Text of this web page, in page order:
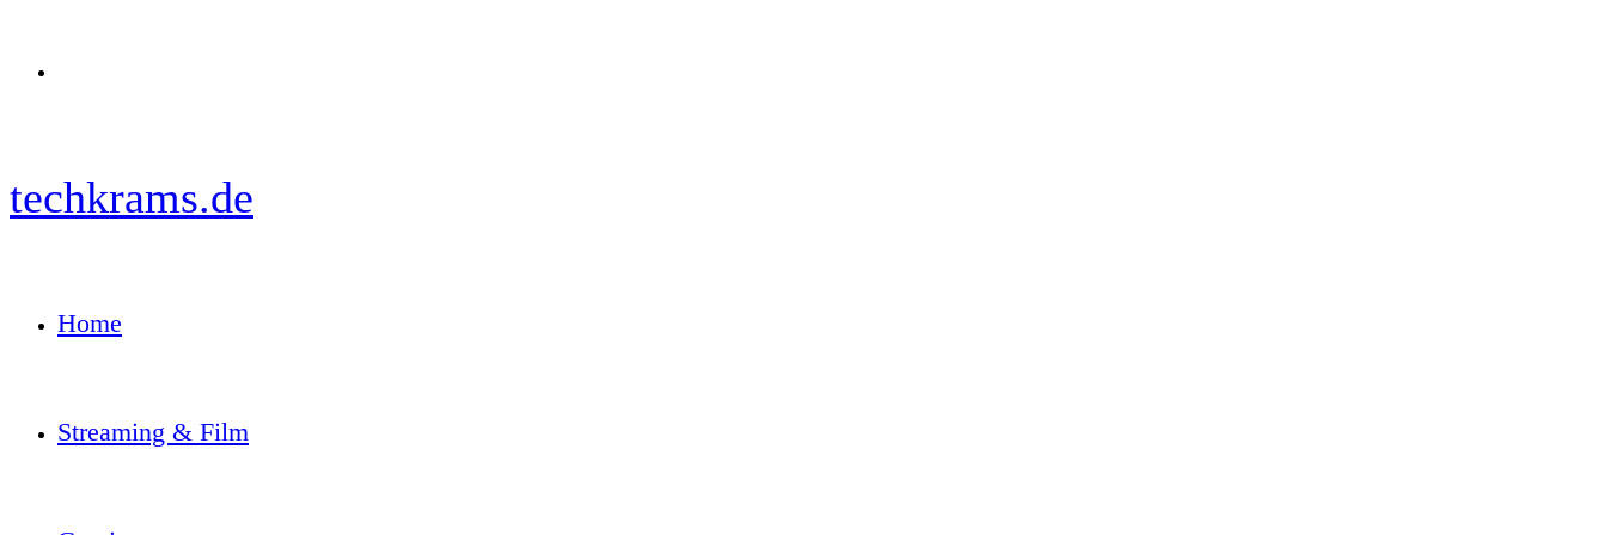
techkrams.de
Home
Streaming & Film